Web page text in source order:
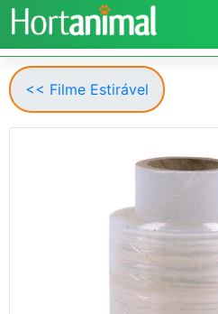
<< Filme Estirável